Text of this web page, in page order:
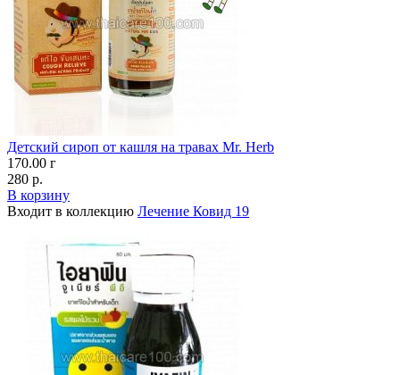
Детский сироп от кашля на травах Mr. Herb
170.00 г
280 р.
В корзину
Входит в коллекцию Лечение Ковид 19